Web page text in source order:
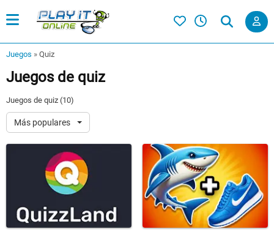
Juegos » Quiz
Juegos de quiz
Juegos de quiz (10)
Más populares